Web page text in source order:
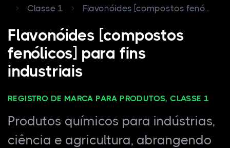
Classe 1
Flavonóides [compostos fenó...
Flavonóides [compostos
fenólicos] para fins
industriais
REGISTRO DE MARCA PARA PRODUTOS, CLASSE 1
Produtos químicos para indústrias,
ciência e agricultura, abrangendo